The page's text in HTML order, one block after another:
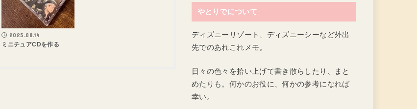
2025.08.14
ミニチュアCDを作る
やとりでについて
ディズニーリゾート、ディズニーシーなど外出
先でのあれこれメモ。
日々の色々を拾い上げて書き散らしたり、まと
めたりも。何かのお役に、何かの参考になれば
幸い。